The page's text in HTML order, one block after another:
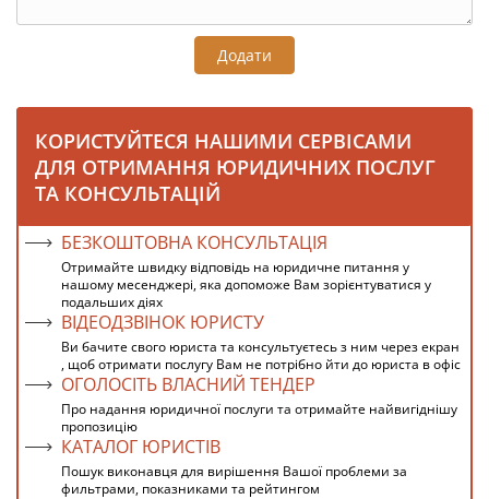
Додати
КОРИСТУЙТЕСЯ НАШИМИ СЕРВІСАМИ
ДЛЯ ОТРИМАННЯ ЮРИДИЧНИХ ПОСЛУГ
ТА КОНСУЛЬТАЦІЙ
БЕЗКОШТОВНА КОНСУЛЬТАЦІЯ
Отримайте швидку відповідь на юридичне питання у
нашому месенджері, яка допоможе Вам зорієнтуватися у
подальших діях
ВІДЕОДЗВІНОК ЮРИСТУ
Ви бачите свого юриста та консультуєтесь з ним через екран
, щоб отримати послугу Вам не потрібно йти до юриста в офіс
ОГОЛОСІТЬ ВЛАСНИЙ ТЕНДЕР
Про надання юридичної послуги та отримайте найвигіднішу
пропозицію
КАТАЛОГ ЮРИСТІВ
Пошук виконавця для вирішення Вашої проблеми за
фильтрами, показниками та рейтингом